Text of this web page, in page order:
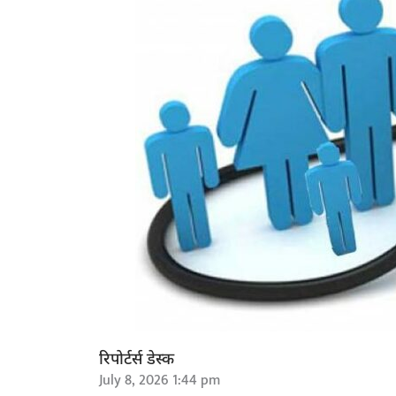
रिपोर्टर्स डेस्क
July 8, 2026 1:44 pm